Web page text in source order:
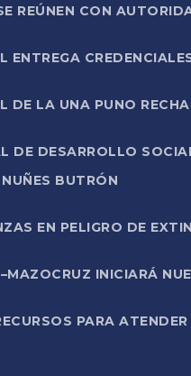
REÚNEN CON
ENTREGA
DE LA UNA PUNO
DE DESARROLLO
BUTRÓN
EN PELIGRO DE
INICIARÁ
PARA